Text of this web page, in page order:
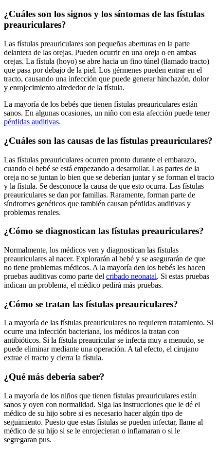
¿Cuáles son los signos y los síntomas de las fístulas
preauriculares?
Las fístulas preauriculares son pequeñas aberturas en la parte
delantera de las orejas. Pueden ocurrir en una oreja o en ambas
orejas. La fístula (hoyo) se abre hacia un fino túnel (llamado tracto)
que pasa por debajo de la piel. Los gérmenes pueden entrar en el
tracto, causando una infección que puede generar hinchazón, dolor
y enrojecimiento alrededor de la fístula.
La mayoría de los bebés que tienen fístulas preauriculares están
sanos. En algunas ocasiones, un niño con esta afección puede tener
pérdidas auditivas.
¿Cuáles son las causas de las fístulas preauriculares?
Las fístulas preauriculares ocurren pronto durante el embarazo,
cuando el bebé se está empezando a desarrollar. Las partes de la
oreja no se juntan lo bien que se deberían juntar y se forman el tracto
y la fístula. Se desconoce la causa de que esto ocurra. Las fístulas
preauriculares se dan por familias. Raramente, forman parte de
síndromes genéticos que también causan pérdidas auditivas y
problemas renales.
¿Cómo se diagnostican las fístulas preauriculares?
Normalmente, los médicos ven y diagnostican las fístulas
preauriculares al nacer. Explorarán al bebé y se asegurarán de que
no tiene problemas médicos. A la mayoría den los bebés les hacen
pruebas auditivas como parte del cribado neonatal. Si estas pruebas
indican un problema, el médico pedirá más pruebas.
¿Cómo se tratan las fístulas preauriculares?
La mayoría de las fístulas preauriculares no requieren tratamiento. Si
ocurre una infección bacteriana, los médicos la tratan con
antibióticos. Si la fístula preauricular se infecta muy a menudo, se
puede eliminar mediante una operación. A tal efecto, el cirujano
extrae el tracto y cierra la fístula.
¿Qué más debería saber?
La mayoría de los niños que tienen fístulas preauriculares están
sanos y oyen con normalidad. Siga las instrucciones que le dé el
médico de su hijo sobre si es necesario hacer algún tipo de
seguimiento. Puesto que estas fístulas se pueden infectar, llame al
médico de su hijo si se le enrojecieran o inflamaran o si le
segregaran pus.